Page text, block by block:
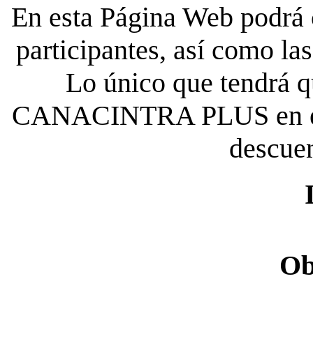
En esta Página Web
participantes, así como
Lo único que tendrá
CANACINTRA PLUS en